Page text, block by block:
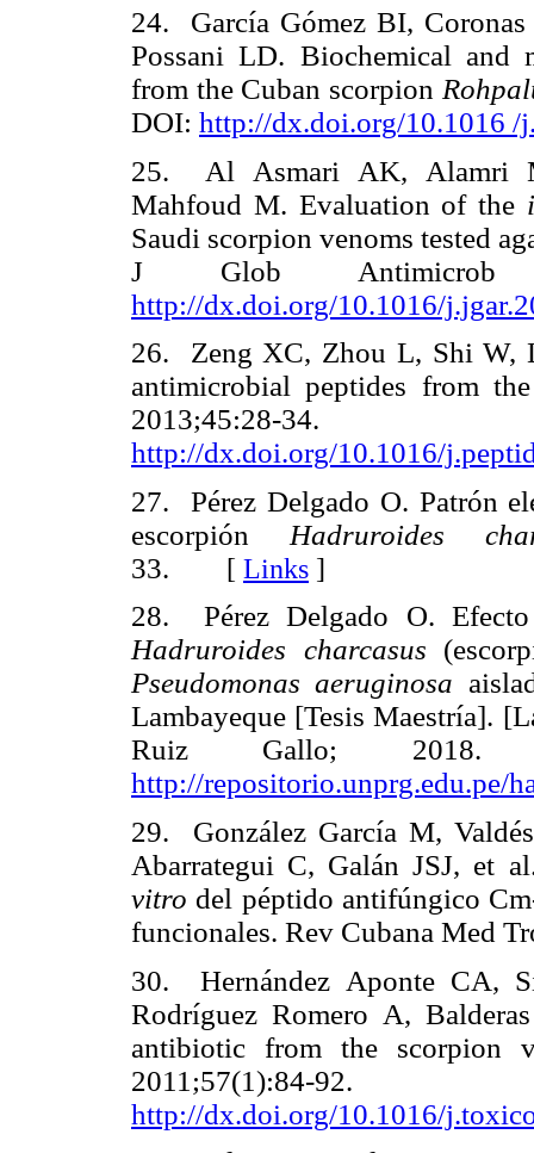
24. García Gómez BI,
Possani LD. Biochemical and
from the Cuban scorpion
DOI: http://dx.doi.org/10.1016 /
25. Al Asmari AK, Alamri
Mahfoud M. Evaluation of the
Saudi scorpion venoms tested
J Glob Antimicrob
http://dx.doi.org/10.1016/
26. Zeng XC, Zhou L, Shi W,
antimicrobial peptides from
http://dx.doi.org/10.1016/
27. Pérez Delgado O. Patrón
escorpión Hadruroides
33. [ Links ]
28. Pérez Delgado O.
Hadruroides charcasus
Pseudomonas aeruginosa
Lambayeque [Tesis Maestría].
Ruiz Gallo; 2018.
http://repositorio.unprg.edu.pe/
29. González García M,
Abarrategui C, Galán JSJ, et
vitro del péptido antifúngico
funcionales. Rev Cubana Med
30. Hernández Aponte CA,
Rodríguez Romero A,
antibiotic from the scorpion
http://dx.doi.org/10.1016/